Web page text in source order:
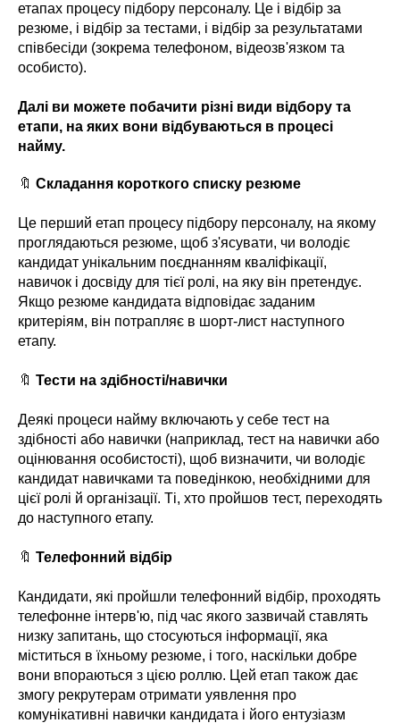
етапах процесу підбору персоналу. Це і відбір за
резюме, і відбір за тестами, і відбір за результатами
співбесіди (зокрема телефоном, відеозв'язком та
особисто).
Далі ви можете побачити різні види відбору та
етапи, на яких вони відбуваються в процесі
найму.
🔖 Складання короткого списку резюме
Це перший етап процесу підбору персоналу, на якому
проглядаються резюме, щоб з'ясувати, чи володіє
кандидат унікальним поєднанням кваліфікації,
навичок і досвіду для тієї ролі, на яку він претендує.
Якщо резюме кандидата відповідає заданим
критеріям, він потрапляє в шорт-лист наступного
етапу.
🔖 Тести на здібності/навички
Деякі процеси найму включають у себе тест на
здібності або навички (наприклад, тест на навички або
оцінювання особистості), щоб визначити, чи володіє
кандидат навичками та поведінкою, необхідними для
цієї ролі й організації. Ті, хто пройшов тест, переходять
до наступного етапу.
🔖 Телефонний відбір
Кандидати, які пройшли телефонний відбір, проходять
телефонне інтерв'ю, під час якого зазвичай ставлять
низку запитань, що стосуються інформації, яка
міститься в їхньому резюме, і того, наскільки добре
вони впораються з цією роллю. Цей етап також дає
змогу рекрутерам отримати уявлення про
комунікативні навички кандидата і його ентузіазм